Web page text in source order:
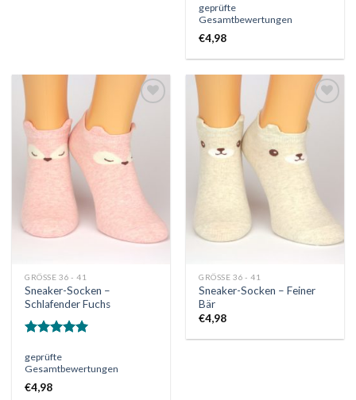
mit5.00
von 5
geprüfte
Gesamtbewertungen
€4,98
Wunschliste
GRÖSSE 36 - 41
Sneaker-Socken –
Schlafender Fuchs
mit5.00
von 5
geprüfte
Gesamtbewertungen
€4,98
Wunschliste
GRÖSSE 36 - 41
Sneaker-Socken – Feiner
Bär
€4,98